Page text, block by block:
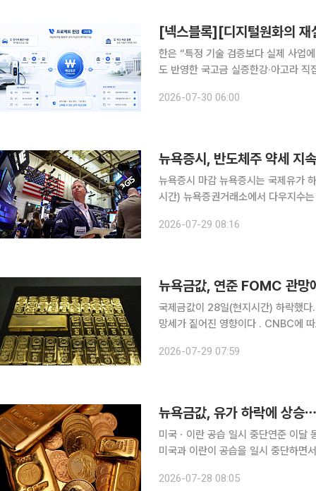
한은 “특정 기술 검증보다 실제 사업
도 반영한 국고금 실증한강·아고라 직
이 실제 현장에서 집행될 수 있는가’
2026-07-30 06:00
뉴욕증시 마감 뉴욕증시는 국제유가 하락과 반도체주 약세가 맞물리면서 혼조 마감했다. 28일(현지
시간) 뉴욕증권거래소에서 다우지수는 전 거래일 대비
스닥지수는 55.17포인트(0.22%) 하
2026-07-29 08:16
뉴욕금값, 연준 FOMC 관
국제금값이 28일(현지시간) 하락했
망세가 짙어진 영향이다 . CNBC에 따르면 뉴욕상품거래소(COMEX)에서 8월 인도분 금 선물 가
일 진행하는 연방공개시장위원회
2026-07-29 07:59
뉴욕금값, 유가 하락에 상승
미국ㆍ이란 공습 일시 중단연준 이달 동결 확률 66% 국제금값이
미국과 이란이 공습을 일시 중단하면
따르면 뉴욕상품거래소(COMEX)에
2026-07-28 08:05